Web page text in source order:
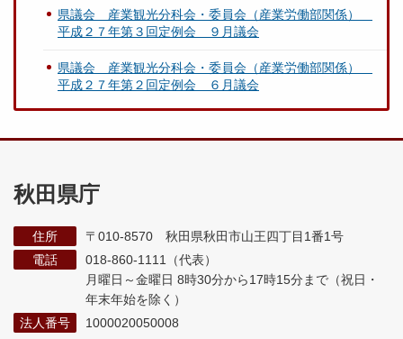
県議会 産業観光分科会・委員会（産業労働部関係）
平成２７年第３回定例会 ９月議会
県議会 産業観光分科会・委員会（産業労働部関係）
平成２７年第２回定例会 ６月議会
秋田県庁
住所
〒010-8570 秋田県秋田市山王四丁目1番1号
電話
018-860-1111（代表）
月曜日～金曜日 8時30分から17時15分まで （祝日・
年末年始を除く）
法人番号
1000020050008